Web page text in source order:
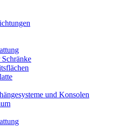
und Konsolen